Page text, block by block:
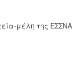
μέλη της